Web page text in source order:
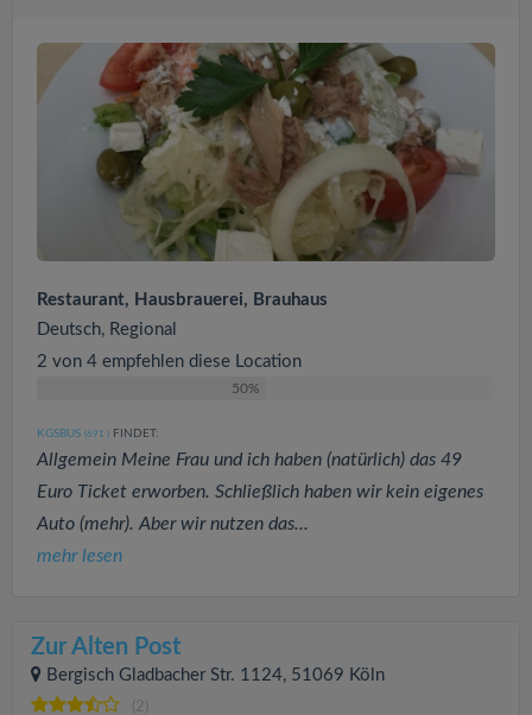
Restaurant, Hausbrauerei, Brauhaus
Deutsch, Regional
2 von 4 empfehlen diese Location
50%
KGSBUS (691 ) FINDET:
Allgemein Meine Frau und ich haben (natürlich) das 49
Euro Ticket erworben. Schließlich haben wir kein eigenes
Auto (mehr). Aber wir nutzen das...
mehr lesen
Zur Alten Post
Bergisch Gladbacher Str. 1124, 51069 Köln
(2)